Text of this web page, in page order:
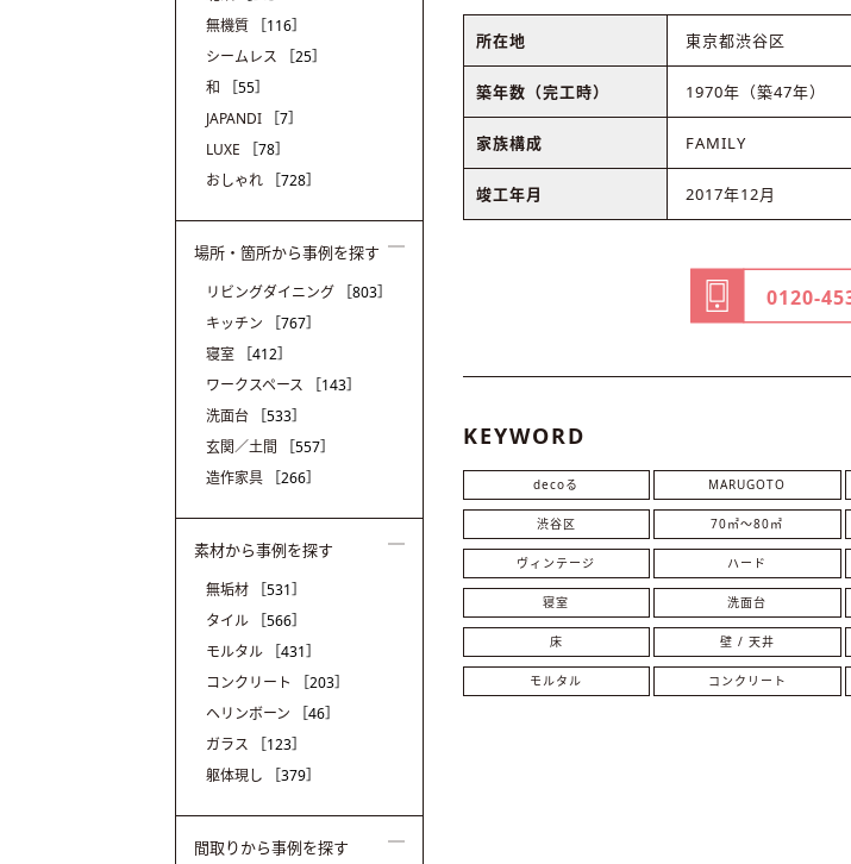
所在地 東京都渋谷区
築年数（完工時） 1970年（築47年）
家族構成 FAMILY
竣工年月 2017年12月
0120-
KEYWORD
decoる MARUGOTO
渋谷区 70㎡〜80㎡
ヴィンテージ ハード
寝室 洗面台
床 壁 / 天井
モルタル コンクリート
無機質
［116］
シームレス
［25］
和
［55］
JAPANDI
［7］
LUXE
［78］
おしゃれ
［728］
場所・箇所から事例を探す
リビングダイニング
［803］
キッチン
［767］
寝室
［412］
ワークスペース
［143］
洗面台
［533］
玄関／土間
［557］
造作家具
［266］
素材から事例を探す
無垢材
［531］
タイル
［566］
モルタル
［431］
コンクリート
［203］
ヘリンボーン
［46］
ガラス
［123］
躯体現し
［379］
間取りから事例を探す